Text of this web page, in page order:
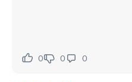
Регистрируйтесь и сразу
Нравится:
0Не нравится:
0 0